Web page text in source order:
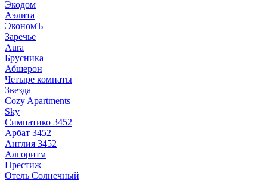
Экодом
Аэлита
ЭкономЪ
Заречье
Aura
Брусника
Абшерон
Четыре комнаты
Звезда
Cozy Apartments
Sky
Симпатико 3452
Арбат 3452
Англия 3452
Алгоритм
Престиж
Отель Солнечный